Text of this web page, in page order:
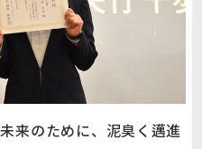
来のために、泥臭く邁進